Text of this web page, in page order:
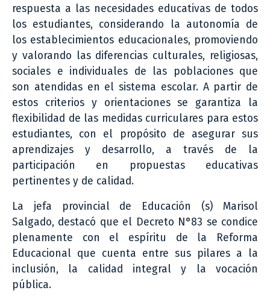
respuesta a las necesidades educativas de todos
los estudiantes, considerando la autonomía de
los establecimientos educacionales, promoviendo
y valorando las diferencias culturales, religiosas,
sociales e individuales de las poblaciones que
son atendidas en el sistema escolar. A partir de
estos criterios y orientaciones se garantiza la
flexibilidad de las medidas curriculares para estos
estudiantes, con el propósito de asegurar sus
aprendizajes y desarrollo, a través de la
participación en propuestas educativas
pertinentes y de calidad.
La jefa provincial de Educación (s) Marisol
Salgado, destacó que el Decreto N°83 se condice
plenamente con el espíritu de la Reforma
Educacional que cuenta entre sus pilares a la
inclusión, la calidad integral y la vocación
pública.